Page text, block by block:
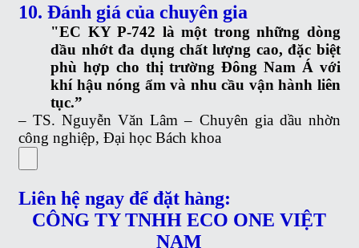
10. Đánh giá của chuyên gia
"EC KY P-742 là một trong những dòng
dầu nhớt đa dụng chất lượng cao, đặc biệt
phù hợp cho thị trường Đông Nam Á với
khí hậu nóng ẩm và nhu cầu vận hành liên
tục.”
– TS. Nguyễn Văn Lâm – Chuyên gia dầu nhờn
công nghiệp, Đại học Bách khoa
Liên hệ ngay để đặt hàng:
CÔNG TY TNHH ECO ONE VIỆT
NAM